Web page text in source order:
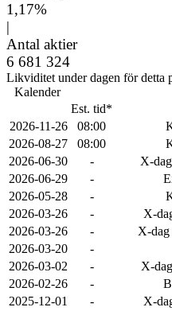
1,17%
|
Antal aktier
6 681 324
Likviditet under dagen för detta
Kalender
Est. tid*
2026-11-26
08:00
2026-08-27
08:00
2026-06-30
-
X-
2026-06-29
-
2026-05-28
-
2026-03-26
-
X-
2026-03-26
-
X-
2026-03-20
-
2026-03-02
-
X-
2026-02-26
-
2025-12-01
-
X-